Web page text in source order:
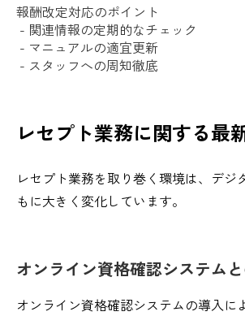
報酬改定対応のポイント
- 関連情報の定期的なチェック
- マニュアルの適宜更新
- スタッフへの周知徹底
レセプト業務に関する最
レセプト業務を取り巻く環境は、デジ
もに大きく変化しています。
オンライン資格確認システム
オンライン資格確認システムの導入に